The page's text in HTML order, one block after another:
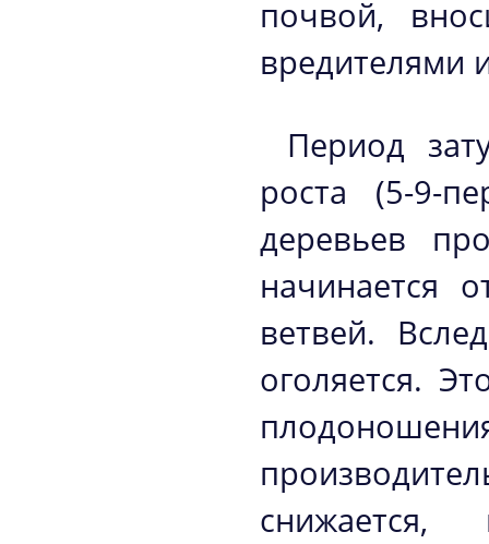
почвой,
вредителями
Период
роста (5-9-
деревьев
начинается
ветвей.
оголяется.